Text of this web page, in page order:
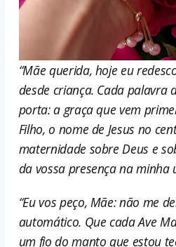
“Mãe querida, hoje eu
desde criança. Cada palavra
porta: a graça que vem
Filho, o nome de Jesus no
maternidade sobre Deus e
da vossa presença na minha
“Eu vos peço, Mãe: não me
automático. Que cada Ave
um fio do manto que estou